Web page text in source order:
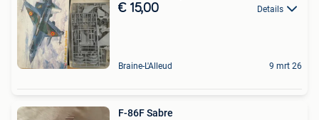
€ 15,00 Details
Braine-L'Alleud 9 mrt 26
F-86F Sabre